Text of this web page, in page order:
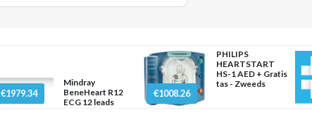
€1979.34
Mindray
BeneHeart R12
ECG 12 leads
€1008.26
PHILIPS
HEARTSTART
HS-1 AED + Gratis
tas - Zweeds